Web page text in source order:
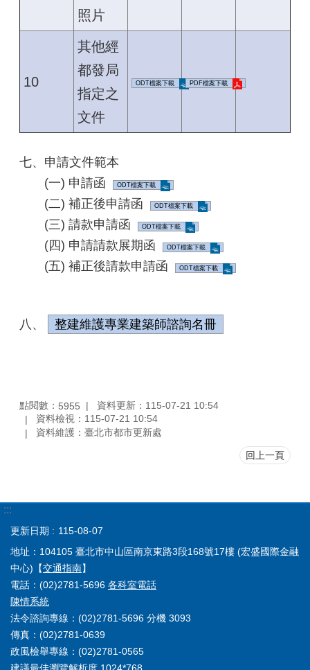
照片
10
其他經
都發局
指定之
文件
ODT檔案下載 PDF檔案下載
七、申請文件範本
(一) 申請函
ODT檔案下載
(二) 補正後申請函 ODT檔案下載
(三) 請款申請函 ODT檔案下載
(四) 申請請款展期函 ODT檔案下載
(五) 補正後請款申請函 ODT檔案下載
八、 整建維護專業建築師諮詢名冊
點閱數： 5955
資料更新：115-07-21 10:54
資料檢視：115-07-21 10:54
資料維護：臺北市都市更新處
回上一頁
:::
更新日期
115-08-07
地址：104105 臺北市中山區南京東路3段168號17樓 (宏盛國際金融
中心)【交通指南】
電話：(02)2781-5696 各科室電話
陳情系統
法令諮詢專線：(02)2781-5696 分機 3093
傳真：(02)2781-0639
政風檢舉專線：(02)2781-0565